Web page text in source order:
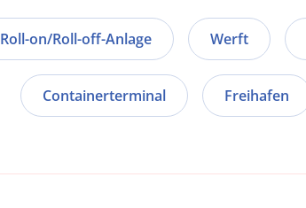
Roll-on/Roll-off-Anlage Werft
Containerterminal Freihafen